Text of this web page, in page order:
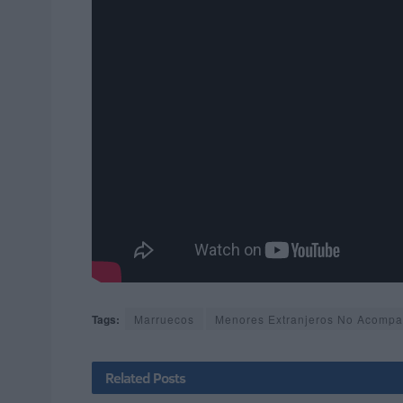
Tags: Marruecos Menores Extranjeros No
Related Posts